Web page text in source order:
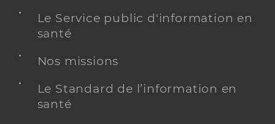
Le Service public d'information en
santé
Nos missions
Le Standard de l’information en
santé